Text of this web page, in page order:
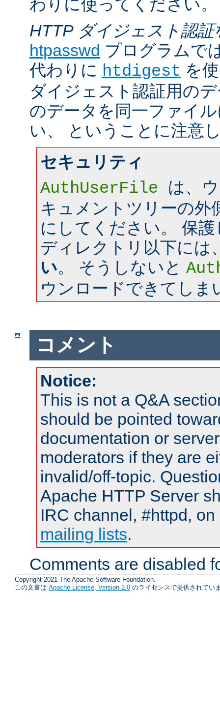
わりに使ってください。
HTTP ダイジェスト認証
htpasswd プログラムで
代わりに htdigest を
ダイジェスト認証用の
のデータを同一ファイ
い、 ということに注意
セキュリティ
AuthUserFile は、
キュメントツリーの外
にしてください。 保
ディレクトリ以下には
い。 そうしないと
ウンロードできてしま
コメント
Notice:
This is not a Q&A
should be pointed
documentation or
moderators if they are
invalid/off-topic.
Apache HTTP Server
IRC channel, #httpd,
mailing lists.
Comments are disabled
Copyright 2021 The Apache Software Foundation.
この文書は Apache License, Version 2.0 のライセンスで提供されてい